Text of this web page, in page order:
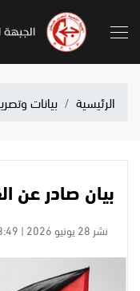
الرئيسية بيانات
بيان صادر عن
نشر 28 يونيو 2026 | 18:49